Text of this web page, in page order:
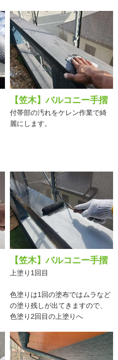
【笠木】バルコニー手摺
付帯部の汚れをケレン作業で綺
麗にします。
【笠木】バルコニー手摺
上塗り1回目
色塗りは1回の塗布ではムラなど
の塗り残しが出てきますので、
色塗り2回目の上塗りへ